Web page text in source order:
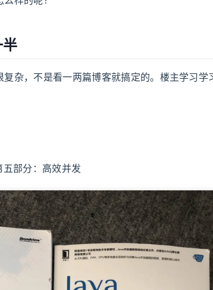
杂，不是看一两篇博客就搞定的。楼主学习学
五部分：高效并发